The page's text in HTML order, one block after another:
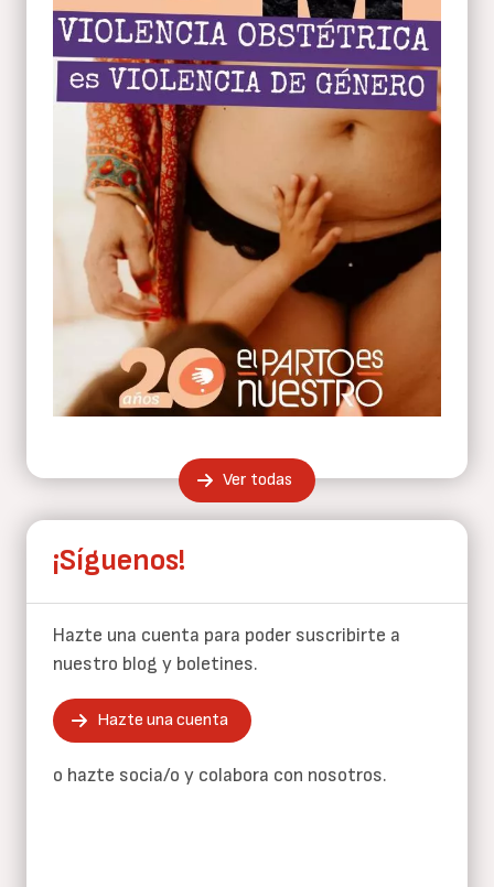
Ver todas
¡Síguenos!
Hazte una cuenta para poder suscribirte a
nuestro blog y boletines.
Hazte una cuenta
o hazte socia/o y colabora con nosotros.